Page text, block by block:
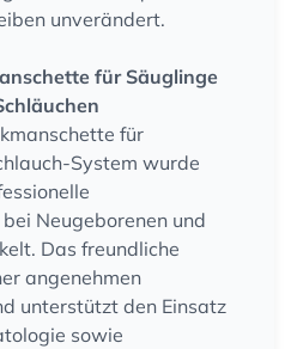
unverändert.
für Säuglinge
für
System wurde
Neugeborenen und
Das freundliche
angenehmen
unterstützt den Einsatz
sowie